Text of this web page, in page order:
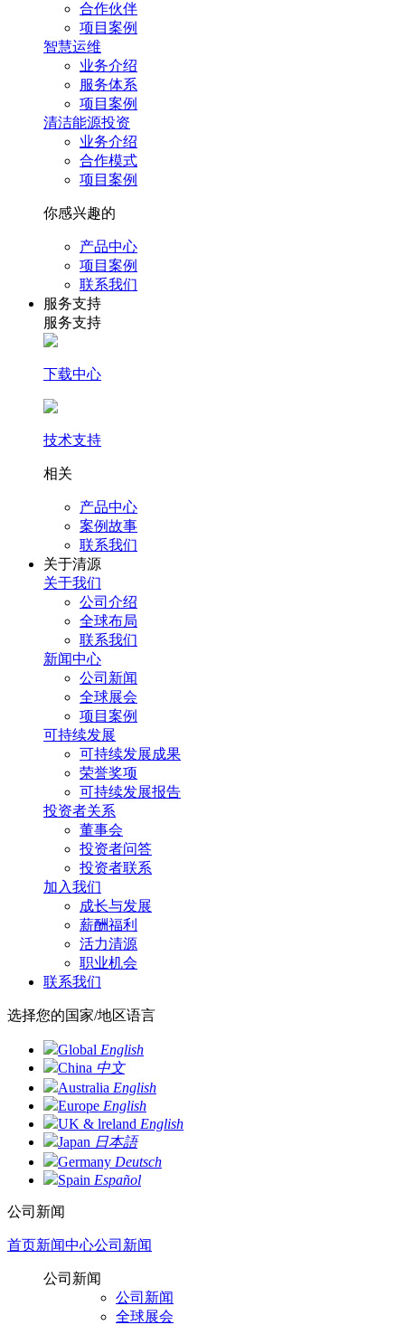
合作伙伴
项目案例
智慧运维
业务介绍
服务体系
项目案例
清洁能源投资
业务介绍
合作模式
项目案例
你感兴趣的
产品中心
项目案例
联系我们
服务⽀持
服务支持
下载中心
技术支持
相关
产品中心
案例故事
联系我们
关于清源
关于我们
公司介绍
全球布局
联系我们
新闻中心
公司新闻
全球展会
项目案例
可持续发展
可持续发展成果
荣誉奖项
可持续发展报告
投资者关系
董事会
投资者问答
投资者联系
加入我们
成长与发展
薪酬福利
活力清源
职业机会
联系我们
选择您的国家/地区语言
Global English
China 中文
Australia English
Europe English
UK & lreland English
Japan 日本語
Germany Deutsch
Spain Español
公司新闻
首页新闻中心公司新闻
公司新闻
公司新闻
全球展会